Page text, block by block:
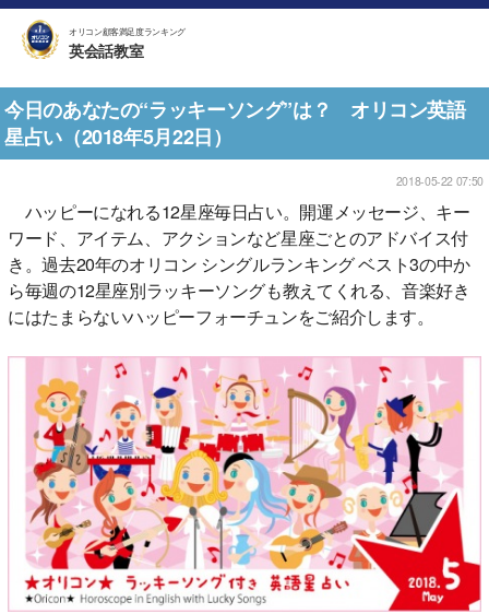
オリコン顧客満足度ランキング
英会話教室
今日のあなたの“ラッキーソング”は？ オリコン英語
星占い（2018年5月22日）
2018-05-22 07:50
ハッピーになれる12星座毎日占い。開運メッセージ、キー
ワード、アイテム、アクションなど星座ごとのアドバイス付
き。過去20年のオリコン シングルランキング ベスト3の中か
ら毎週の12星座別ラッキーソングも教えてくれる、音楽好き
にはたまらないハッピーフォーチュンをご紹介します。